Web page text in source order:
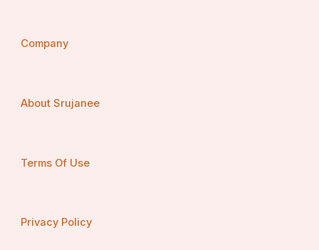
Company
About Srujanee
Terms Of Use
Privacy Policy